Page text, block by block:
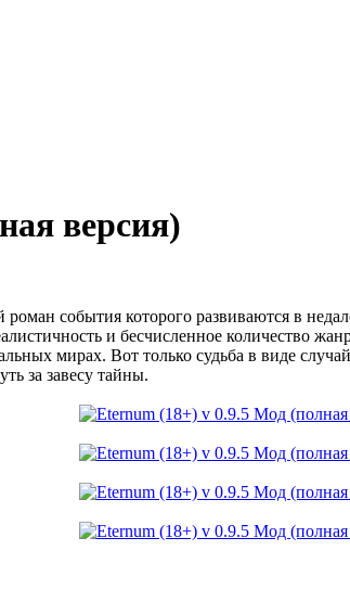
версия)
события которого развиваются в
и бесчисленное количество
мирах. Вот только судьба в виде
за завесу тайны.